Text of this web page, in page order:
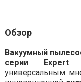
Обзор
Вакуумный
серии
универсальным